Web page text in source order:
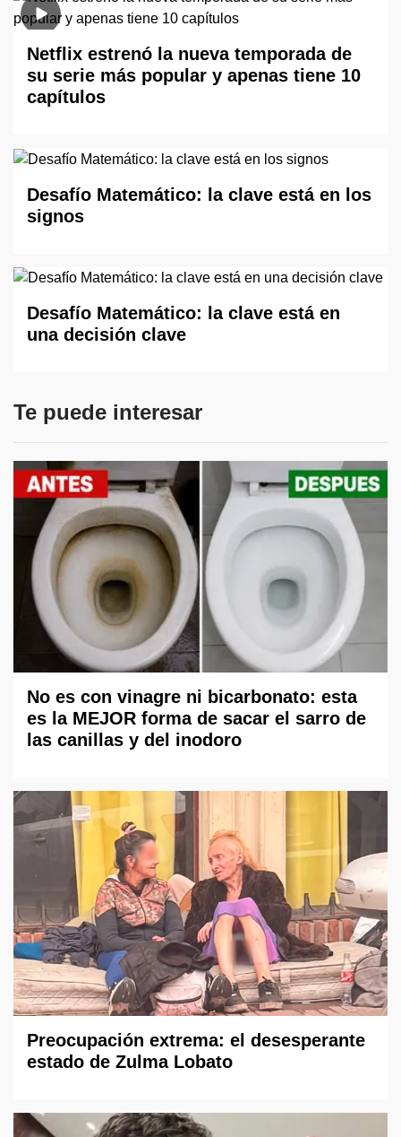
Netflix estrenó la nueva temporada de
su serie más popular y apenas tiene 10
capítulos
Desafío Matemático: la clave está en los
signos
Desafío Matemático: la clave está en
una decisión clave
Te puede interesar
No es con vinagre ni bicarbonato: esta
es la MEJOR forma de sacar el sarro de
las canillas y del inodoro
Preocupación extrema: el desesperante
estado de Zulma Lobato